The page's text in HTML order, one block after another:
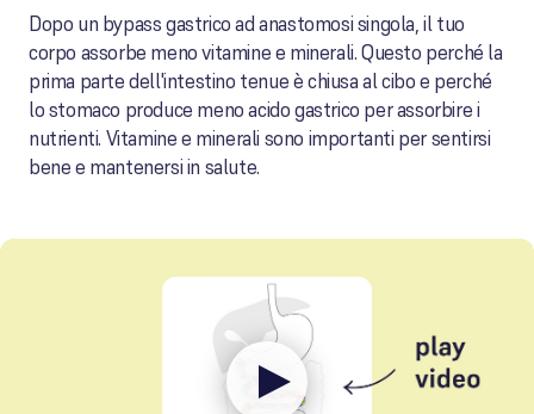
Dopo un bypass gastrico ad anastomosi singola, il tuo
corpo assorbe meno vitamine e minerali. Questo perché la
prima parte dell'intestino tenue è chiusa al cibo e perché
lo stomaco produce meno acido gastrico per assorbire i
nutrienti. Vitamine e minerali sono importanti per sentirsi
bene e mantenersi in salute.